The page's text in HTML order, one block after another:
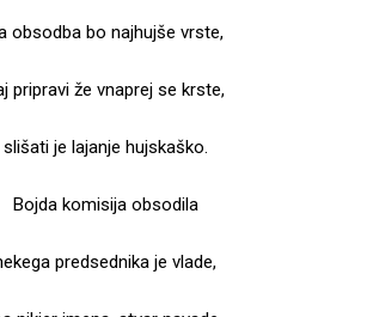
obsodba bo najhujše vrste,
pripravi že vnaprej se krste,
slišati je lajanje hujskaško.
Bojda komisija obsodila
predsednika je vlade,